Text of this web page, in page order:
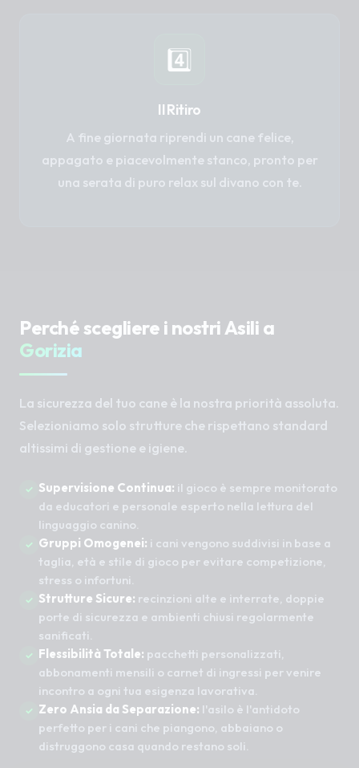
4️⃣
Il Ritiro
A fine giornata riprendi un cane felice,
appagato e piacevolmente stanco, pronto per
una serata di puro relax sul divano con te.
Perché scegliere i nostri Asili a
Gorizia
La sicurezza del tuo cane è la nostra priorità assoluta.
Selezioniamo solo strutture che rispettano standard
altissimi di gestione e igiene.
Supervisione Continua: il gioco è sempre monitorato
da educatori e personale esperto nella lettura del
linguaggio canino.
Gruppi Omogenei: i cani vengono suddivisi in base a
taglia, età e stile di gioco per evitare competizione,
stress o infortuni.
Strutture Sicure: recinzioni alte e interrate, doppie
porte di sicurezza e ambienti chiusi regolarmente
sanificati.
Flessibilità Totale: pacchetti personalizzati,
abbonamenti mensili o carnet di ingressi per venire
incontro a ogni tua esigenza lavorativa.
Zero Ansia da Separazione: l'asilo è l'antidoto
perfetto per i cani che piangono, abbaiano o
distruggono casa quando restano soli.